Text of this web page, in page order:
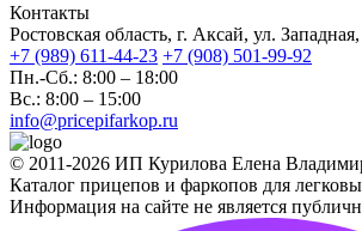
Контакты
Ростовская область, г. Аксай, ул.
+7 (989) 611-44-23 +7 (908) 501-99-92
Пн.-Сб.: 8:00 – 18:00
Вс.: 8:00 – 15:00
info@pricepifarkop.ru
© 2011-2026 ИП Курилова Елена
Каталог прицепов и фаркопов для
Информация на сайте не является